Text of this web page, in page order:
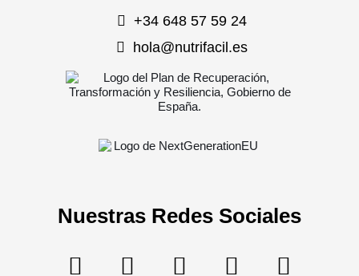
+34 648 57 59 24
hola@nutrifacil.es
Nuestras Redes Sociales